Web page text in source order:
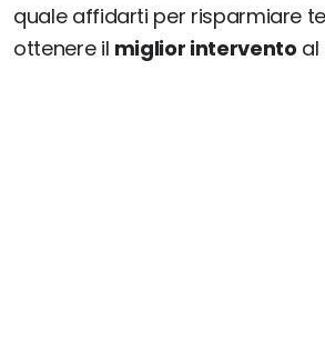
quale affidarti per risparmiare
ottenere il miglior intervento al